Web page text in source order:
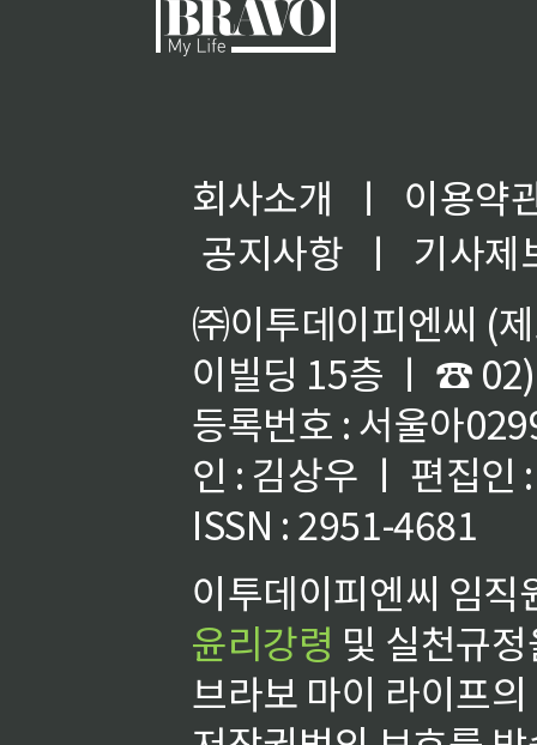
회사소개 ㅣ
이용약
공지사항
ㅣ
기사제
㈜이투데이피엔씨 (
이빌딩 15층 ㅣ ☎
등록번호 : 서울아
인 : 김상우 ㅣ 편집인
ISSN : 2951-4681
이투데이피엔씨 임
윤리강령 및 실천규
브라보 마이 라이프